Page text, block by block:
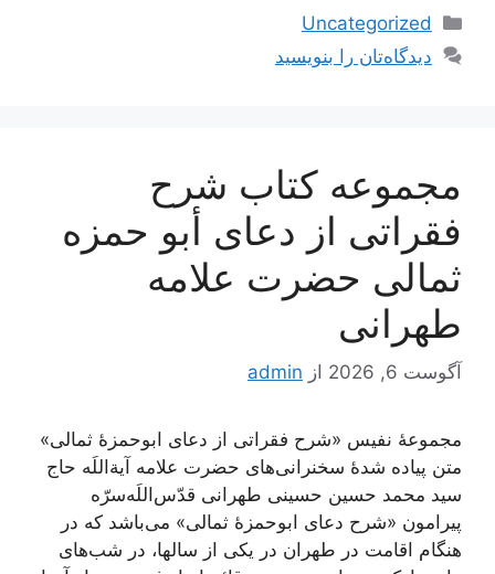
دسته‌ها
Uncategorized
دیدگاه‌تان را بنویسید
مجموعه کتاب شرح
فقراتی از دعای أبو حمزه
ثمالی حضرت علامه
طهرانی
آگوست 6, 2026 از admin
مجموعۀ نفیس «شرح فقراتی از دعای ابوحمزۀ ثمالی»
متن پیاده شدۀ سخنرانی‌های حضرت علامه آیة‌اللَه حاج
سید محمد حسین حسینی طهرانی قدّس‌اللَه‌سرّه
پیرامون «شرح دعای ابوحمزۀ ثمالی» می‌باشد که در
هنگام اقامت در طهران در یکی از سالها، در شب‌های